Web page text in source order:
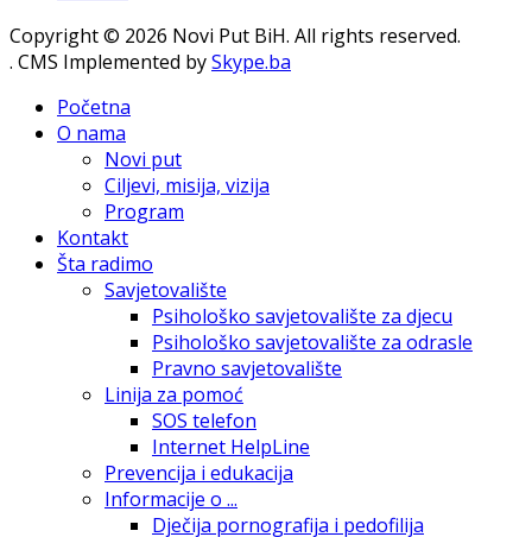
Copyright © 2026 Novi Put BiH. All rights reserved.
. CMS Implemented bySkype.ba
Početna
O nama
Novi put
Ciljevi, misija, vizija
Program
Kontakt
Šta radimo
Savjetovalište
Psihološko savjetovalište za djecu
Psihološko savjetovalište za odrasle
Pravno savjetovalište
Linija za pomoć
SOS telefon
Internet HelpLine
Prevencija i edukacija
Informacije o ...
Dječija pornografija i pedofilija